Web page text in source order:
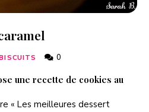
0
une recette de cookies au
« Les meilleures dessert